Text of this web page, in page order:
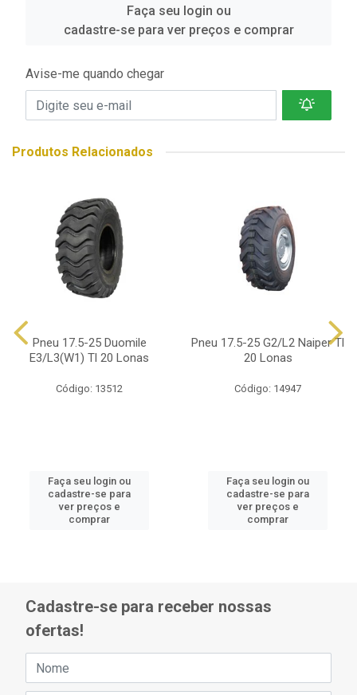
Faça seu login ou
cadastre-se para ver preços e comprar
Avise-me quando chegar
Produtos Relacionados
Pneu 17.5-25 Duomile
E3/L3(W1) Tl 20 Lonas
Código: 13512
Faça seu login ou
cadastre-se para
ver preços e
comprar
Pneu 17.5-25 G2/L2 Naiper Tl
20 Lonas
Código: 14947
Faça seu login ou
cadastre-se para
ver preços e
comprar
Cadastre-se para receber nossas
ofertas!